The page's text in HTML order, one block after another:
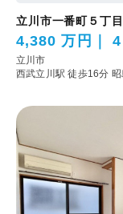
立川市一番町５丁
4,380 万円
立川市
西武立川駅 徒歩16分